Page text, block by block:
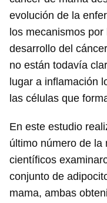
evolución de la
los mecanismos
desarrollo del
no están todavía
lugar a inflamación
las células que
En este estudio
último número de la
científicos
conjunto de
mama, ambas